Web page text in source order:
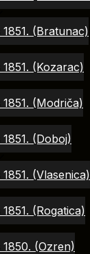
1851. (Bratunac)
1851. (Kozarac)
1851. (Modriča)
1851. (Doboj)
(Vlasenica)
(Rogatica)
1850. (Ozren)